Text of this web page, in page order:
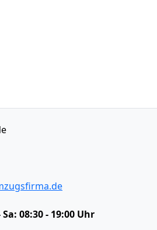
Sa: 08:30 - 19:00 Uhr